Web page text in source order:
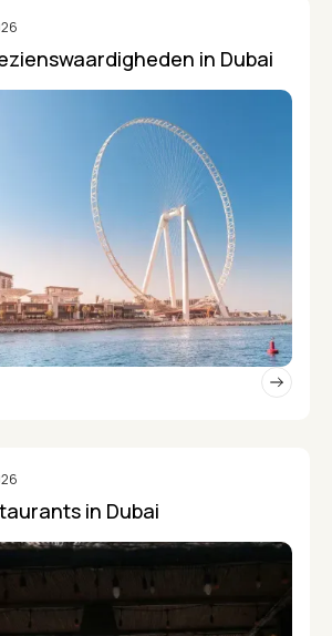
in Dubai
in Dubai